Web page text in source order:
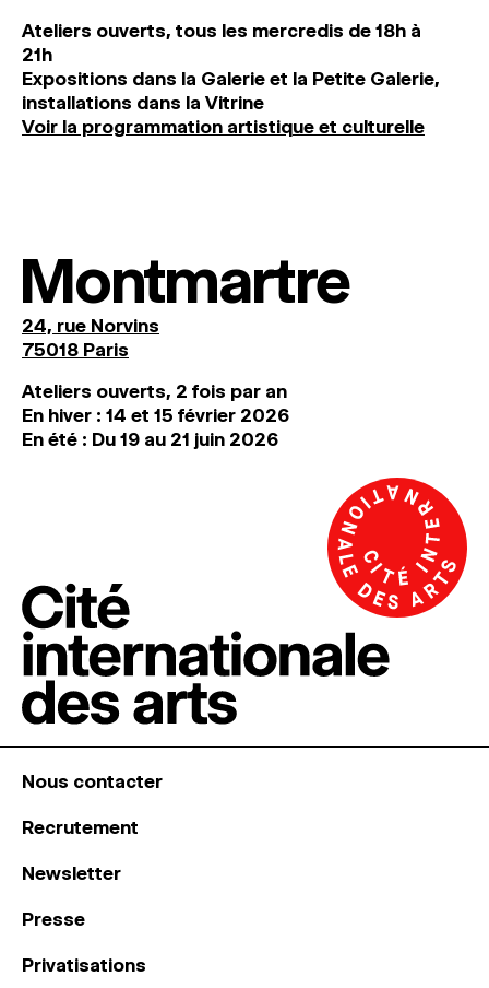
Ateliers ouverts, tous les mercredis de 18h à
21h
Expositions dans la Galerie et la Petite Galerie,
installations dans la Vitrine
Voir la programmation artistique et culturelle
Montmartre
24, rue Norvins
75018 Paris
Ateliers ouverts, 2 fois par an
En hiver : 14 et 15 février 2026
En été : Du 19 au 21 juin 2026
Nous contacter
Recrutement
Newsletter
Presse
Privatisations